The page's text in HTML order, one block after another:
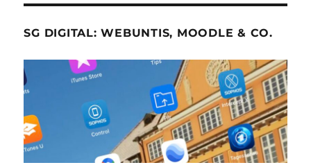
SG DIGITAL: WEBUNTIS, MOODLE & CO.